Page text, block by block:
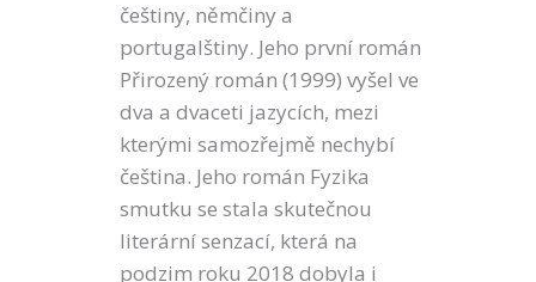
češtiny, němčiny a
portugalštiny. Jeho první román
Přirozený román (1999) vyšel ve
dva a dvaceti jazycích, mezi
kterými samozřejmě nechybí
čeština. Jeho román Fyzika
smutku se stala skutečnou
literární senzací, která na
podzim roku 2018 dobyla i